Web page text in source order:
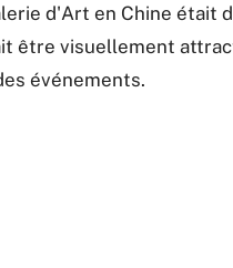
d'Art en Chine
être visuellement
événements.